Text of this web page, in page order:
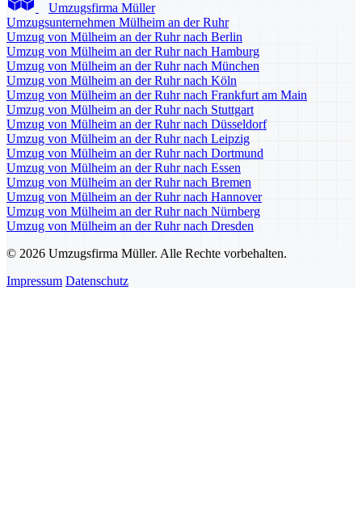
Umzugsfirma Müller
Umzugsunternehmen Mülheim an der Ruhr
Umzug von Mülheim an der Ruhr nach Berlin
Umzug von Mülheim an der Ruhr nach Hamburg
Umzug von Mülheim an der Ruhr nach München
Umzug von Mülheim an der Ruhr nach Köln
Umzug von Mülheim an der Ruhr nach Frankfurt am Main
Umzug von Mülheim an der Ruhr nach Stuttgart
Umzug von Mülheim an der Ruhr nach Düsseldorf
Umzug von Mülheim an der Ruhr nach Leipzig
Umzug von Mülheim an der Ruhr nach Dortmund
Umzug von Mülheim an der Ruhr nach Essen
Umzug von Mülheim an der Ruhr nach Bremen
Umzug von Mülheim an der Ruhr nach Hannover
Umzug von Mülheim an der Ruhr nach Nürnberg
Umzug von Mülheim an der Ruhr nach Dresden
© 2026 Umzugsfirma Müller. Alle Rechte vorbehalten.
Impressum Datenschutz